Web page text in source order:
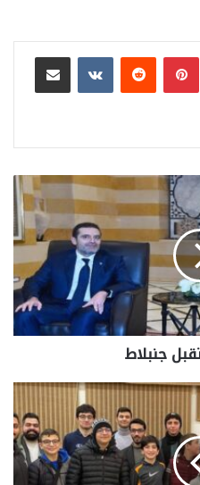
بينتيريست مشاركة عبر البريد
جنبلاط